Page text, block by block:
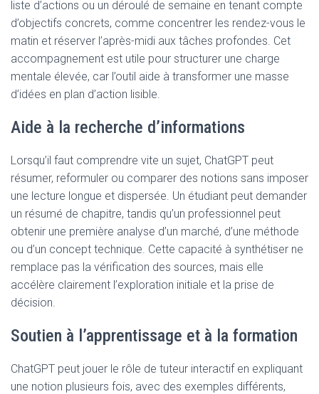
liste d’actions ou un déroulé de semaine en tenant compte
d’objectifs concrets, comme concentrer les rendez-vous le
matin et réserver l’après-midi aux tâches profondes. Cet
accompagnement est utile pour structurer une charge
mentale élevée, car l’outil aide à transformer une masse
d’idées en plan d’action lisible.
Aide à la recherche d’informations
Lorsqu’il faut comprendre vite un sujet, ChatGPT peut
résumer, reformuler ou comparer des notions sans imposer
une lecture longue et dispersée. Un étudiant peut demander
un résumé de chapitre, tandis qu’un professionnel peut
obtenir une première analyse d’un marché, d’une méthode
ou d’un concept technique. Cette capacité à synthétiser ne
remplace pas la vérification des sources, mais elle
accélère clairement l’exploration initiale et la prise de
décision.
Soutien à l’apprentissage et à la formation
ChatGPT peut jouer le rôle de tuteur interactif en expliquant
une notion plusieurs fois, avec des exemples différents,